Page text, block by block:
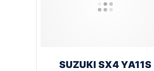
SUZUKI SX4 YA11S